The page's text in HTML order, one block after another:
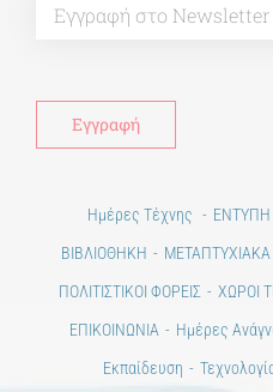
Ημέρες Τέχνης
ΒΙΒΛΙΟΘΗΚΗ
ΜΕΤΑΠΤΥΧΙΑΚΑ
ΠΟΛΙΤΙΣΤΙΚΟΙ ΦΟΡΕΙΣ
ΧΩΡΟΙ
ΕΠΙΚΟΙΝΩΝΙΑ
Ημέρες
Εκπαίδευση